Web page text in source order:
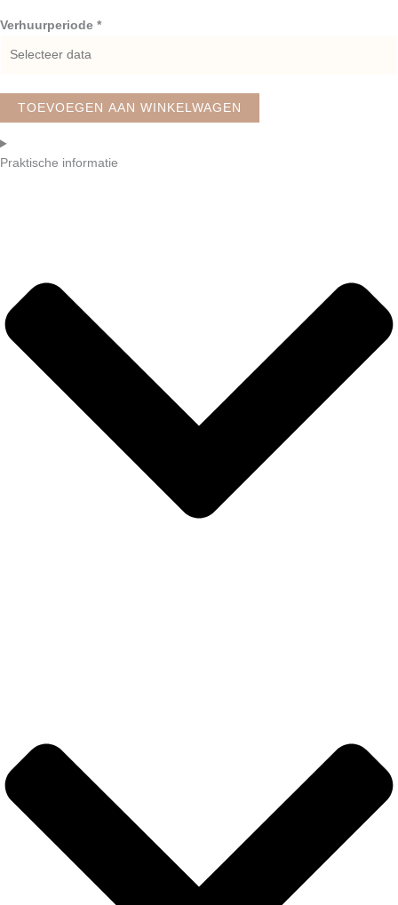
Verhuurperiode *
TOEVOEGEN AAN WINKELWAGEN
Praktische informatie